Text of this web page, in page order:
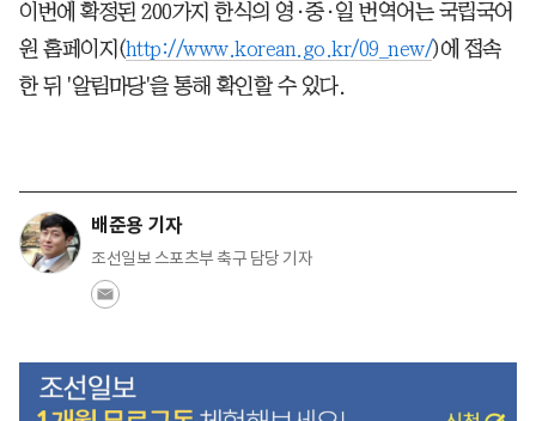
이번에 확정된 200가지 한식의 영·중·일 번역어는 국립국어
원 홈페이지(http://www.korean.go.kr/09_new/)에 접속
한 뒤 '알림마당'을 통해 확인할 수 있다.
배준용 기자
조선일보 스포츠부 축구 담당 기자